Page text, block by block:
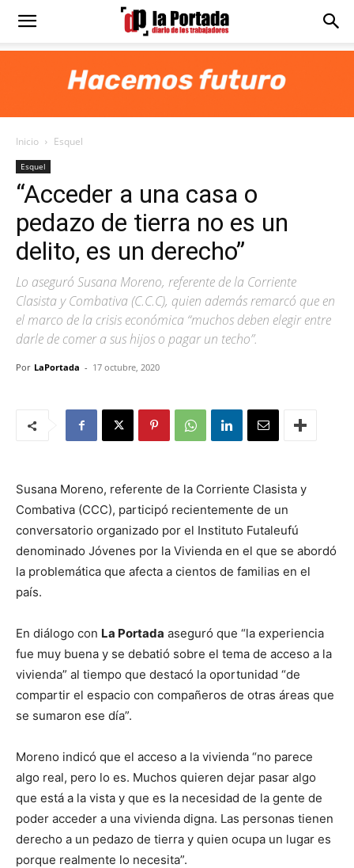
Diario
Portada
Inicio Esquel
Esquel
“Acceder a una casa o
pedazo de tierra no es un
delito, es un derecho”
Lo aseguró Susana Moreno, referente de la Corriente
Clasista y Combativa (C.C.C), quien además remarcó que en
el marco de la crisis económica “muchos deben elegir entre
darle de comer a sus hijos o pagar un techo”.
Por LaPortada - 17 octubre, 2020
Susana Moreno, referente de la Corriente Clasista y
Combativa (CCC), participó recientemente de un
conversatorio organizado por el Instituto Futaleufú
denominado Jóvenes por la Vivienda en el que se abordó
la problemática que afecta a cientos de familias en el
país.
En diálogo con La Portada aseguró que “la experiencia
fue muy buena y se debatió sobre el tema de acceso a la
vivienda” al tiempo que destacó la oportunidad “de
compartir el espacio con compañeros de otras áreas que
se sumaron ese día”.
Moreno indicó que el acceso a la vivienda “no parece
algo real, pero lo es. Muchos quieren dejar pasar algo
que está a la vista y que es la necesidad de la gente de
poder acceder a una vivienda digna. Las personas tienen
derecho a un pedazo de tierra y quien ocupa un lugar es
porque realmente lo necesita”.